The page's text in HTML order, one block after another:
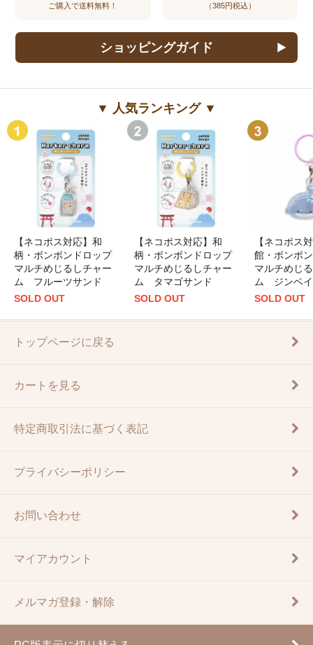
ご購入で送料無料！
（385円税込）
ショッピングガイド
▼ 人気ランキング ▼
【ネコポス対応】和
柄・ボンボンドロップ
マルチめじるしチャー
ム フルーツサンド
SOLD OUT
【ネコポス対応】和
柄・ボンボンドロップ
マルチめじるしチャー
ム タマゴサンド
SOLD OUT
【ネコポス
館・ボンボ
マルチめじ
ム ジンベ
SOLD OUT
トップページに戻る
カートを見る
特定商取引法に基づく表記
プライバシーポリシー
お問い合わせ
マイアカウント
メルマガ登録・解除